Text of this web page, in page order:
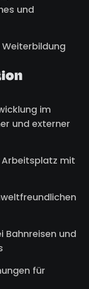
und
im
und externer
mit
Bahnreisen und
für